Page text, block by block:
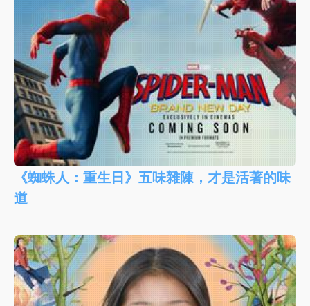
《蜘蛛人：重生日》五味雜陳，才是活著的味
道